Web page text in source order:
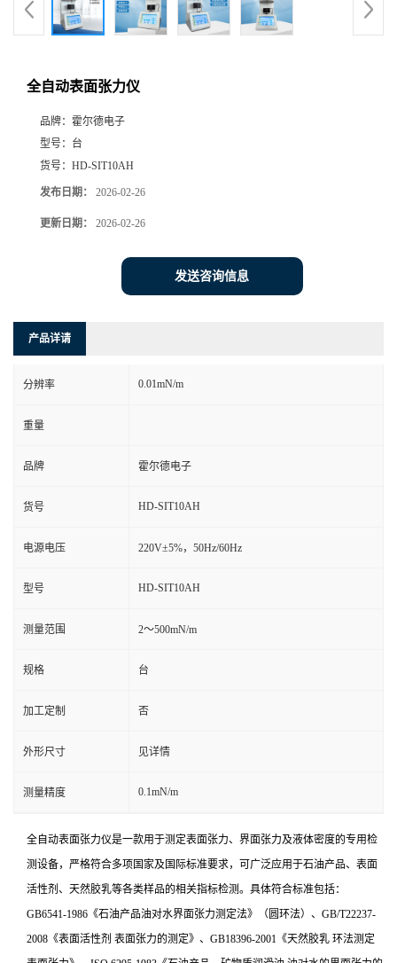
全自动表面张力仪
品牌： 霍尔德电子
型号： 台
货号： HD-SIT10AH
发布日期： 2026-02-26
更新日期： 2026-02-26
发送咨询信息
产品详请
分辨率 0.01mN/m
重量
品牌 霍尔德电子
货号 HD-SIT10AH
电源电压 220V±5%，50Hz/60Hz
型号 HD-SIT10AH
测量范围 2～500mN/m
规格 台
加工定制 否
外形尺寸 见详情
测量精度 0.1mN/m
全自动表面张力仪是一款用于测定表面张力、界面张力及液体密度的专用检
测设备，严格符合多项国家及国际标准要求，可广泛应用于石油产品、表面
活性剂、天然胶乳等各类样品的相关指标检测。具体符合标准包括：
GB6541-1986《石油产品油对水界面张力测定法》（圆环法）、GB/T22237-
2008《表面活性剂 表面张力的测定》、GB18396-2001《天然胶乳 环法测定